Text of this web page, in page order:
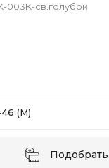
003K-св.голубой
(M)
48-50 (L) 52-54 (XL)